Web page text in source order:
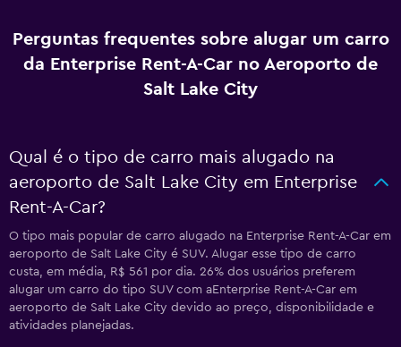
Perguntas frequentes sobre alugar um carro
da Enterprise Rent-A-Car no Aeroporto de
Salt Lake City
Qual é o tipo de carro mais alugado na
aeroporto de Salt Lake City em Enterprise
Rent-A-Car?
O tipo mais popular de carro alugado na Enterprise Rent-A-Car em
aeroporto de Salt Lake City é SUV. Alugar esse tipo de carro
custa, em média, R$ 561 por dia. 26% dos usuários preferem
alugar um carro do tipo SUV com aEnterprise Rent-A-Car em
aeroporto de Salt Lake City devido ao preço, disponibilidade e
atividades planejadas.